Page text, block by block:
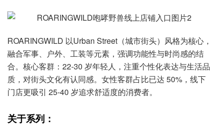
ROARINGWILD 以Urban Street（城市街头）风格为核心，
融合军事、户外、工装等元素，强调功能性与时尚感的结
合。核心客群：22-30 岁年轻人，注重个性化表达与生活品
质，对街头文化有认同感。女性客群占比已达 50%，线下
门店更吸引 25-40 岁追求舒适度的消费者。
关于系列：